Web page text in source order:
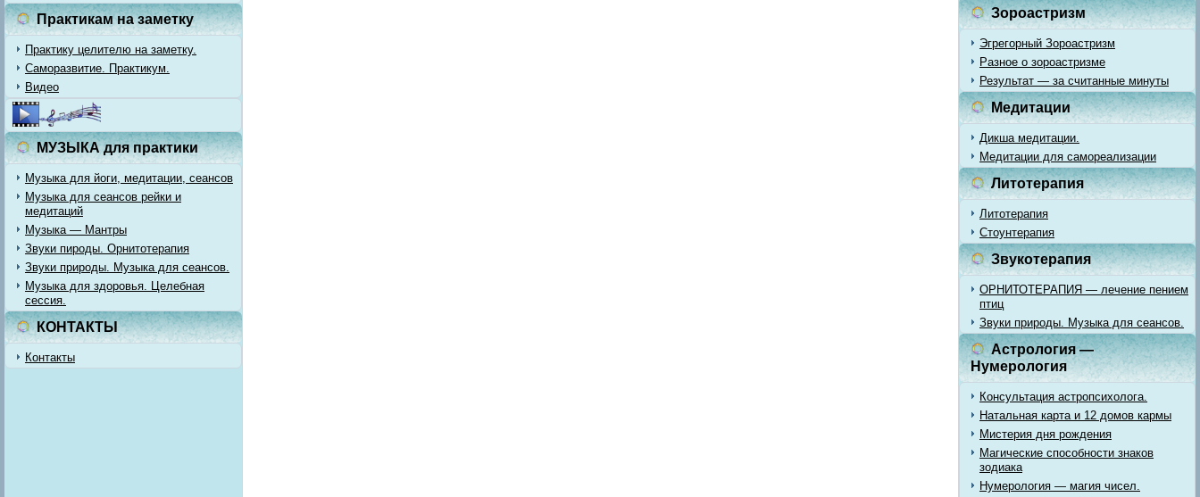
Практикам на заметку
Практику целителю на заметку.
Саморазвитие. Практикум.
Видео
МУЗЫКА для практики
Музыка для йоги, медитации, сеансов
Музыка для сеансов рейки и
медитаций
Музыка — Мантры
Звуки пироды. Орнитотерапия
Звуки природы. Музыка для сеансов.
Музыка для здоровья. Целебная
сессия.
КОНТАКТЫ
Контакты
Зороастризм
Эгрегорный Зороастризм
Разное о зороастризме
Результат — за считанные минуты
Медитации
Дикша медитации.
Медитации для самореализации
Литотерапия
Литотерапия
Стоунтерапия
Звукотерапия
ОРНИТОТЕРАПИЯ — лечение пением
птиц
Звуки природы. Музыка для сеансов.
Астрология —
Нумерология
Консультация астропсихолога.
Натальная карта и 12 домов кармы
Мистерия дня рождения
Магические способности знаков
зодиака
Нумерология — магия чисел.